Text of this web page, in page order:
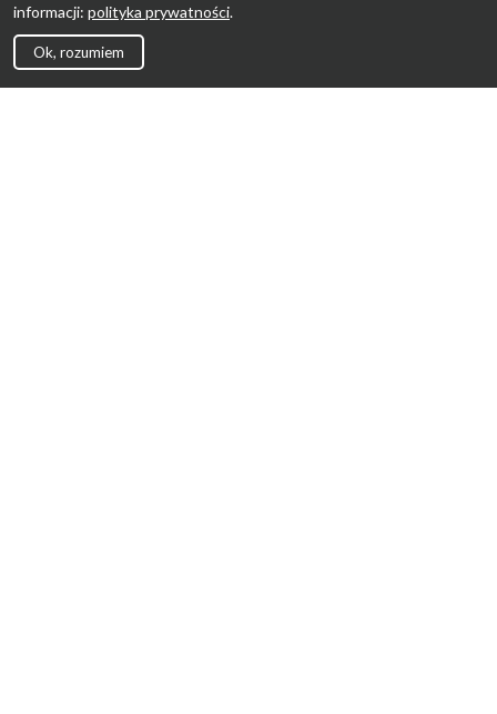
informacji: polityka prywatności.
Ok, rozumiem